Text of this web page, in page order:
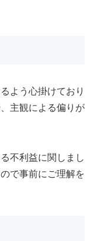
よう心掛けており
主観による偏りが
不利益に関しまし
で事前にご理解を